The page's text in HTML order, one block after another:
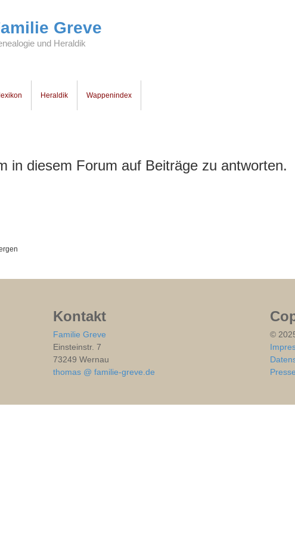
Greve
und Heraldik
Heraldik Wappenindex
in diesem Forum auf Beiträge zu antworten.
Kontakt
Familie Greve
Einsteinstr. 7
73249 Wernau
thomas @ familie-greve.de
©
Presse